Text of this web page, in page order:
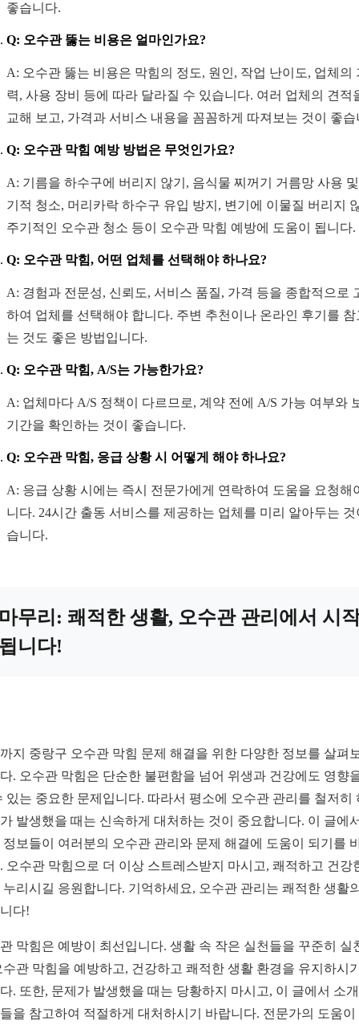
좋습니다.
Q: 오수관 뚫는 비용은 얼마인가요?
A: 오수관 뚫는 비용은 막힘의 정도, 원인, 작업 난이도, 업체의
력, 사용 장비 등에 따라 달라질 수 있습니다. 여러 업체의 견적
교해 보고, 가격과 서비스 내용을 꼼꼼하게 따져보는 것이 좋습
Q: 오수관 막힘 예방 방법은 무엇인가요?
A: 기름을 하수구에 버리지 않기, 음식물 찌꺼기 거름망 사용
기적 청소, 머리카락 하수구 유입 방지, 변기에 이물질 버리지
주기적인 오수관 청소 등이 오수관 막힘 예방에 도움이 됩니다.
Q: 오수관 막힘, 어떤 업체를 선택해야 하나요?
A: 경험과 전문성, 신뢰도, 서비스 품질, 가격 등을 종합적으로
하여 업체를 선택해야 합니다. 주변 추천이나 온라인 후기를 참
는 것도 좋은 방법입니다.
Q: 오수관 막힘, A/S는 가능한가요?
A: 업체마다 A/S 정책이 다르므로, 계약 전에 A/S 가능 여부와
기간을 확인하는 것이 좋습니다.
Q: 오수관 막힘, 응급 상황 시 어떻게 해야 하나요?
A: 응급 상황 시에는 즉시 전문가에게 연락하여 도움을 요청해
니다. 24시간 출동 서비스를 제공하는 업체를 미리 알아두는 것
습니다.
무리: 쾌적한 생활, 오수관 관리에서 시
니다!
지 중랑구 오수관 막힘 문제 해결을 위한 다양한 정보를 살펴
. 오수관 막힘은 단순한 불편함을 넘어 위생과 건강에도 영향
있는 중요한 문제입니다. 따라서 평소에 오수관 관리를 철저히
발생했을 때는 신속하게 대처하는 것이 중요합니다. 이 글에
정보들이 여러분의 오수관 관리와 문제 해결에 도움이 되기를
오수관 막힘으로 더 이상 스트레스받지 마시고, 쾌적하고 건강
누리시길 응원합니다. 기억하세요, 오수관 관리는 쾌적한 생활
다!
막힘은 예방이 최선입니다. 생활 속 작은 실천들을 꾸준히 실
수관 막힘을 예방하고, 건강하고 쾌적한 생활 환경을 유지하시
. 또한, 문제가 발생했을 때는 당황하지 마시고, 이 글에서 소
을 참고하여 적절하게 대처하시기 바랍니다. 전문가의 도움이